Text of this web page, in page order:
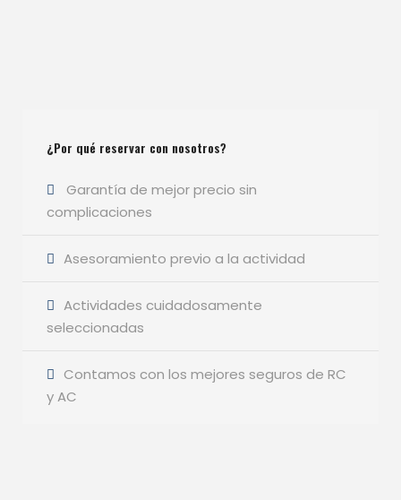
¿Por qué reservar con nosotros?
Garantía de mejor precio sin
complicaciones
Asesoramiento previo a la actividad
Actividades cuidadosamente
seleccionadas
Contamos con los mejores seguros de RC
y AC